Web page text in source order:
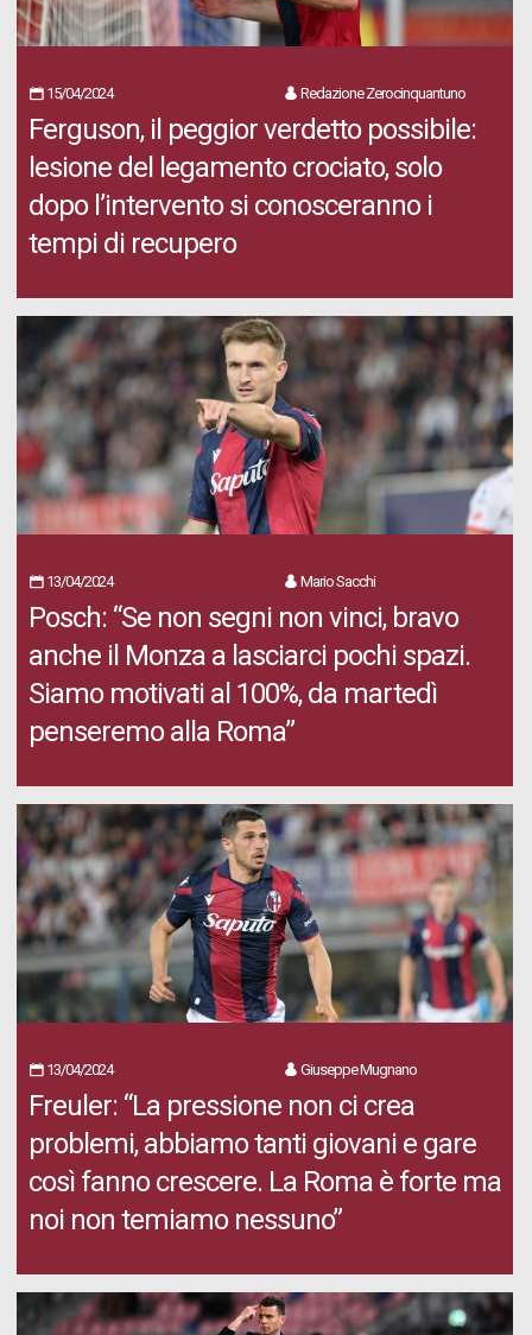
15/04/2024 Redazione Zerocinquantuno
Ferguson, il peggior verdetto possibile:
lesione del legamento crociato, solo
dopo l’intervento si conosceranno i
tempi di recupero
13/04/2024 Mario Sacchi
Posch: “Se non segni non vinci, bravo
anche il Monza a lasciarci pochi spazi.
Siamo motivati al 100%, da martedì
penseremo alla Roma”
13/04/2024 Giuseppe Mugnano
Freuler: “La pressione non ci crea
problemi, abbiamo tanti giovani e gare
così fanno crescere. La Roma è forte ma
noi non temiamo nessuno”